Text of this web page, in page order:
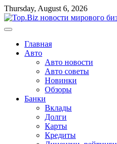
Перейти
к
содержимому
Thursday, August 6, 2026
Главная
Авто
Авто новости
Авто советы
Новинки
Обзоры
Банки
Вклады
Долги
Карты
Кредиты